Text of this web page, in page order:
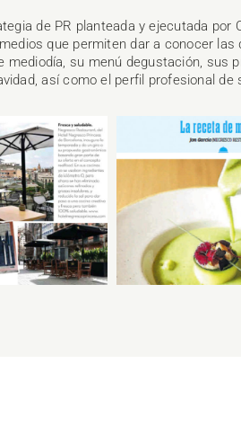
de PR planteada y ejecutada por
que permiten dar a conocer
mediodía, su menú degustación, sus
así como el perfil profesional de